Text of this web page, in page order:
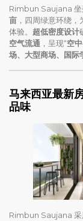
Rimbun Saujana 坐
亩 ，四周绿意环绕
体验。 超低密度设计
空气流通 ，呈现“空
场、大型商场、国际
马来西亚最新
品味
Rimbun Saujana 采